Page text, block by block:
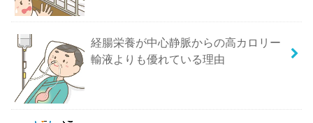
経腸栄養が中心静脈からの高カロリー
輸液よりも優れている理由